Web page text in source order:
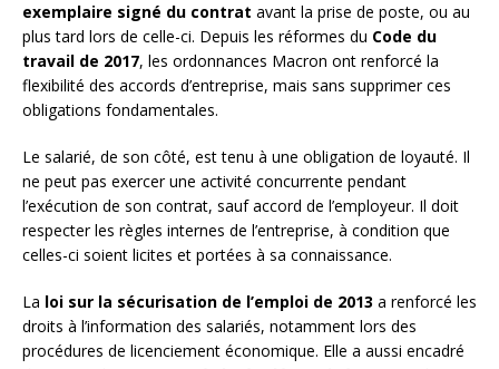
exemplaire signé du contrat avant la prise de poste, ou au
plus tard lors de celle-ci. Depuis les réformes du Code du
travail de 2017, les ordonnances Macron ont renforcé la
flexibilité des accords d’entreprise, mais sans supprimer ces
obligations fondamentales.
Le salarié, de son côté, est tenu à une obligation de loyauté. Il
ne peut pas exercer une activité concurrente pendant
l’exécution de son contrat, sauf accord de l’employeur. Il doit
respecter les règles internes de l’entreprise, à condition que
celles-ci soient licites et portées à sa connaissance.
La loi sur la sécurisation de l’emploi de 2013 a renforcé les
droits à l’information des salariés, notamment lors des
procédures de licenciement économique. Elle a aussi encadré